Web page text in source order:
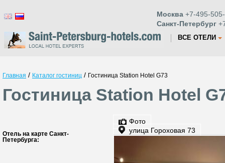
Москва +7-495-
Санкт-Петербург
ВСЕ ОТЕЛИ
Главная / Каталог гостиниц / Гостиница Station Hotel G73
Гостиница Station Hotel
Отель на карте Санкт-
Петербурга:
Фото
улица Гороховая 73